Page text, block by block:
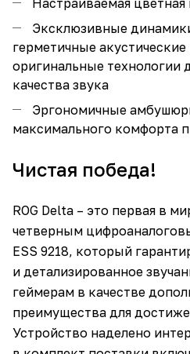
Эксклюзивные
герметичные
оригинальные технологии
качества звука
Эргономичные
максимального комфорта
Чистая победа!
ROG Delta – это первая в
четверным
ESS 9218, который
и детализированное
геймерам в качестве
преимущества для
Устройство наделено